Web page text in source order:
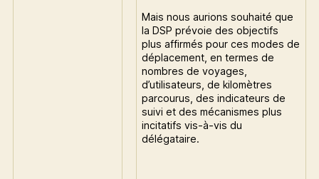
Mais nous aurions souhaité que
la DSP prévoie des objectifs
plus affirmés pour ces modes de
déplacement, en termes de
nombres de voyages,
d’utilisateurs, de kilomètres
parcourus, des indicateurs de
suivi et des mécanismes plus
incitatifs vis-à-vis du
délégataire.